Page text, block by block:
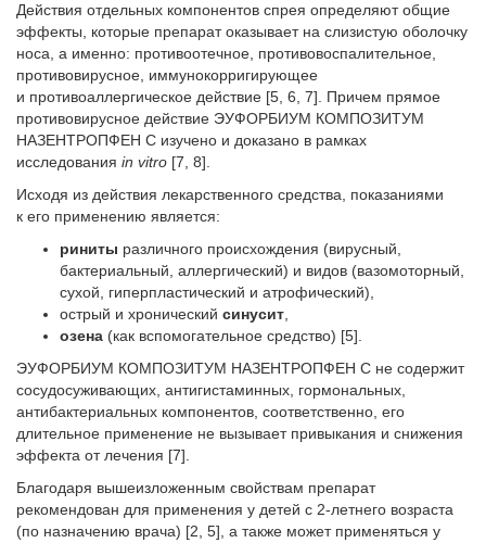
Действия отдельных компонентов спрея определяют общие
эффекты, которые препарат оказывает на слизистую оболочку
носа, а именно: противоотечное, противовоспалительное,
противовирусное, иммунокорригирующее
и противоаллергическое действие [5, 6, 7]. Причем прямое
противовирусное действие ЭУФОРБИУМ КОМПОЗИТУМ
НАЗЕНТРОПФЕН С изучено и доказано в рамках
исследования in vitro [7, 8].
Исходя из действия лекарственного средства, показаниями
к его применению является:
риниты различного происхождения (вирусный,
бактериальный, аллергический) и видов (вазомоторный,
сухой, гиперпластический и атрофический),
острый и хронический синусит
озена (как вспомогательное средство) [5].
ЭУФОРБИУМ КОМПОЗИТУМ НАЗЕНТРОПФЕН С не содержит
сосудосуживающих, антигистаминных, гормональных,
антибактериальных компонентов, соответственно, его
длительное применение не вызывает привыкания и снижения
эффекта от лечения [7].
Благодаря вышеизложенным свойствам препарат
рекомендован для применения у детей с 2-летнего возраста
(по назначению врача) [2, 5], а также может применяться у